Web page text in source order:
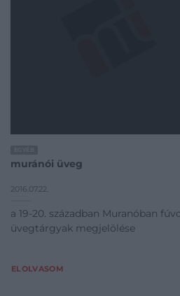
muránói üveg
2016.07.22.
a 19-20. században Muranóban
üvegtárgyak megjelölése
ELOLVASOM